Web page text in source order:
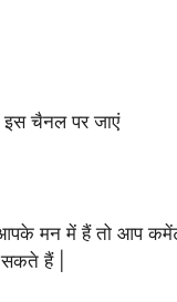
इस चैनल पर जाएं
मन में हैं तो आप
हैं |